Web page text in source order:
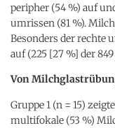
peripher (54 %) auf
umrissen (81 %).
Besonders der rechte
auf (225 [27 %] der
Von
Gruppe 1 (n = 15)
multifokale (53 %)